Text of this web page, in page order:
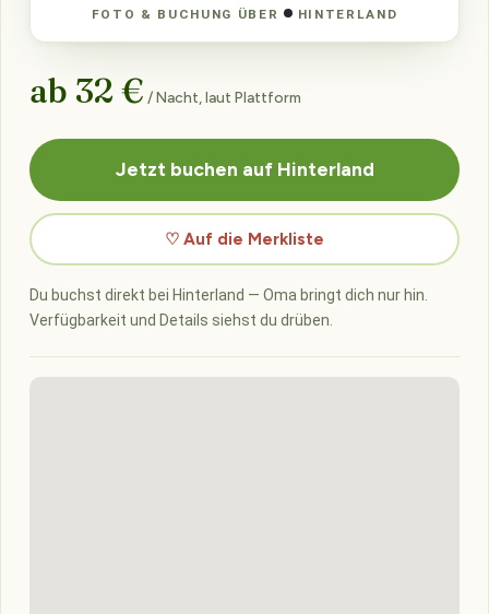
FOTO & BUCHUNG ÜBER HINTERLAND
ab 32 € / Nacht, laut Plattform
Jetzt buchen auf Hinterland
♡ Auf die Merkliste
Du buchst direkt bei Hinterland — Oma bringt dich nur hin.
Verfügbarkeit und Details siehst du drüben.